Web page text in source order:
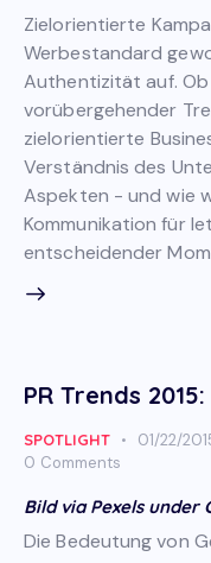
Zielorientierte
Werbestandard
Authentizität auf.
vorübergehender
zielorientierte
Verständnis des
Aspekten - und wie
Kommunikation für
entscheidender
PR Trends
SPOTLIGHT 01/22/
0 Comments
Bild via Pexels under
Die Bedeutung von